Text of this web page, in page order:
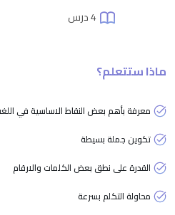
4 درس
ماذا ستتعلم؟
معرفة بأهم بعض النقاط الاساسية في اللغة
تكوين جملة بسيطة
القدرة على نطق بعض الكلمات والارقام
محاولة التكلم بسرعة